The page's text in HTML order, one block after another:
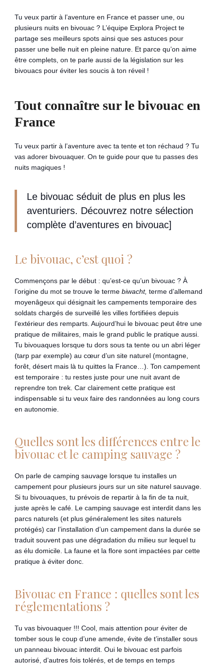
Tu veux partir à l’aventure en France et passer une, ou
plusieurs nuits en bivouac ? L’équipe Explora Project te
partage ses meilleurs spots ainsi que ses astuces pour
passer une belle nuit en pleine nature. Et parce qu’on aime
être complets, on te parle aussi de la législation sur les
bivouacs pour éviter les soucis à ton réveil !
Tout connaître sur le bivouac en
France
Tu veux partir à l’aventure avec ta tente et ton réchaud ? Tu
vas adorer bivouaquer. On te guide pour que tu passes des
nuits magiques !
Le bivouac séduit de plus en plus les
aventuriers. Découvrez notre sélection
complète d’aventures en bivouac]
Le bivouac, c’est quoi ?
Commençons par le début : qu’est-ce qu’un bivouac ? À
l’origine du mot se trouve le terme biwacht, terme d’allemand
moyenâgeux qui désignait les campements temporaire des
soldats chargés de surveillé les villes fortifiées depuis
l’extérieur des remparts. Aujourd’hui le bivouac peut être une
pratique de militaires, mais le grand public le pratique aussi.
Tu bivouaques lorsque tu dors sous ta tente ou un abri léger
(tarp par exemple) au cœur d’un site naturel (montagne,
forêt, désert mais là tu quittes la France…). Ton campement
est temporaire : tu restes juste pour une nuit avant de
reprendre ton trek. Car clairement cette pratique est
indispensable si tu veux faire des randonnées au long cours
en autonomie.
Quelles sont les différences entre le
bivouac et le camping sauvage ?
On parle de camping sauvage lorsque tu installes un
campement pour plusieurs jours sur un site naturel sauvage.
Si tu bivouaques, tu prévois de repartir à la fin de ta nuit,
juste après le café. Le camping sauvage est interdit dans les
parcs naturels (et plus généralement les sites naturels
protégés) car l’installation d’un campement dans la durée se
traduit souvent pas une dégradation du milieu sur lequel tu
as élu domicile. La faune et la flore sont impactées par cette
pratique à éviter donc.
Bivouac en France : quelles sont les
réglementations ?
Tu vas bivouaquer !!! Cool, mais attention pour éviter de
tomber sous le coup d’une amende, évite de t’installer sous
un panneau bivouac interdit. Oui le bivouac est parfois
autorisé, d’autres fois tolérés, et de temps en temps